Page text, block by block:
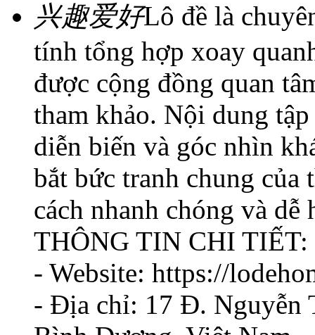
兴趣爱好Lô đề là
tính tổng hợp xoay
được cộng đồng quan
tham khảo. Nội dung
diễn biến và góc nhìn
bắt bức tranh chung
cách nhanh chóng và dễ
THÔNG TIN CHI TIẾT:
- Website: https://
- Địa chỉ: 17 Đ. Nguyễn